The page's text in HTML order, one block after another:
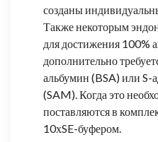
созданы
Также некоторым
для достижения 100%
дополнительно
альбумин (BSA) или S-
(SAM). Когда это
поставляются в
10хSE-буфером.